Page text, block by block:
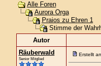
Alle Foren
Aurora Orga
Praios zu Ehren 1
Stimme der
Autor
Räuberwald
Senior Mitglied
Erstellt